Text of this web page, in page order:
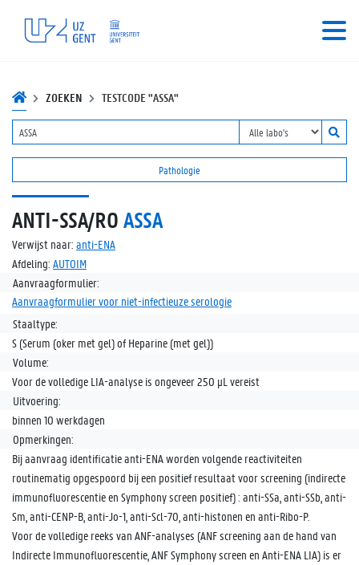
ZOEKEN TESTCODE "ASSA"
Pathologie
ANTI-SSA/RO ASSA
Verwijst naar: anti-ENA
Afdeling: AUTOIM
Aanvraagformulier:
Aanvraagformulier voor niet-infectieuze serologie
Staaltype:
S (Serum (oker met gel) of Heparine (met gel))
Volume:
Voor de volledige LIA-analyse is ongeveer 250 µL vereist
Uitvoering:
binnen 10 werkdagen
Opmerkingen:
Bij aanvraag identificatie anti-ENA worden volgende reactiviteiten
routinematig opgespoord bij een positief resultaat voor screening (indirecte
immunofluorescentie en Symphony screen positief) : anti-SSa, anti-SSb, anti-
Sm, anti-CENP-B, anti-Jo-1, anti-Scl-70, anti-histonen en anti-Ribo-P.
Voor de volledige reeks van ANF-analyses (ANF screening aan de hand van
Indirecte Immunofluorescentie, ANF Symphony screen en Anti-ENA LIA) is er